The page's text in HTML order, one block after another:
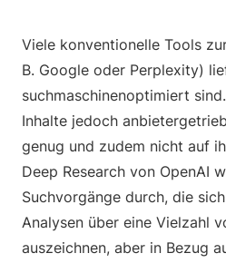
Viele konventionelle Tools
B. Google oder Perplexity)
suchmaschinenoptimiert
Inhalte jedoch
genug und zudem nicht auf
Deep Research von OpenAI
Suchvorgänge durch, die
Analysen über eine Vielzahl
auszeichnen, aber in Bezug